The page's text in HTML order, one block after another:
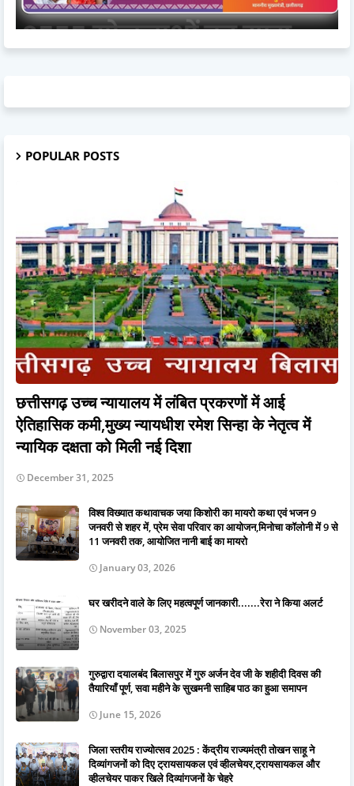
POPULAR POSTS
छत्तीसगढ़ उच्च न्यायालय में लंबित प्रकरणों में आई
ऐतिहासिक कमी,मुख्य न्यायधीश रमेश सिन्हा के नेतृत्व में
न्यायिक दक्षता को मिली नई दिशा
December 31, 2025
विश्व विख्यात कथावाचक जया किशोरी का मायरो कथा एवं भजन 9
जनवरी से शहर में, प्रेम सेवा परिवार का आयोजन,मिनोचा कॉलोनी में 9 से
11 जनवरी तक, आयोजित नानी बाई का मायरो
January 03, 2026
घर खरीदने वाले के लिए महत्वपूर्ण जानकारी.......रेरा ने किया अलर्ट
November 03, 2025
गुरुद्वारा दयालबंद बिलासपुर में गुरु अर्जन देव जी के शहीदी दिवस की
तैयारियाँ पूर्ण, सवा महीने के सुखमनी साहिब पाठ का हुआ समापन
June 15, 2026
जिला स्तरीय राज्योत्सव 2025 : केंद्रीय राज्यमंत्री तोखन साहू ने
दिव्यांगजनों को दिए ट्रायसायकल एवं व्हीलचेयर,ट्रायसायकल और
व्हीलचेयर पाकर खिले दिव्यांगजनों के चेहरे